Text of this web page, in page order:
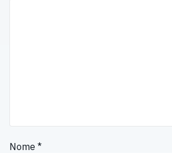
Nome *